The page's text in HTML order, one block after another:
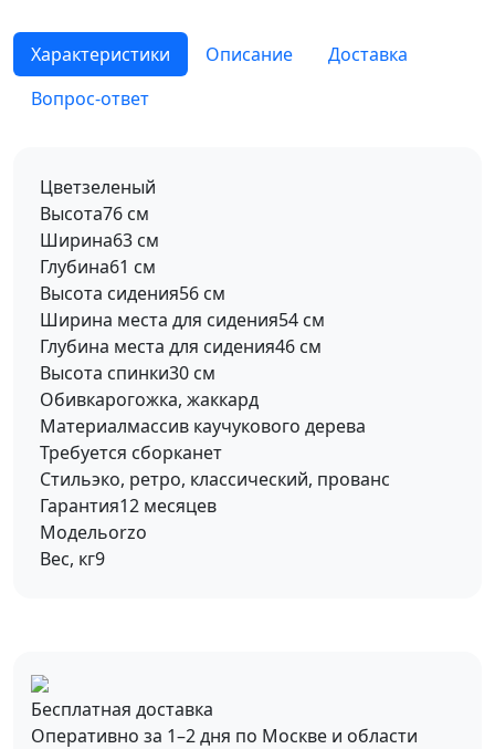
Характеристики Описание
Доставка
Вопрос-ответ
Цветзеленый
Высота76 см
Ширина63 см
Глубина61 см
Высота сидения56 см
Ширина места для сидения54 см
Глубина места для сидения46 см
Высота спинки30 см
Обивкарогожка, жаккард
Материалмассив каучукового дерева
Требуется сборканет
Стильэко, ретро, классический, прованс
Гарантия12 месяцев
Модельorzo
Вес, кг9
Бесплатная доставка
Оперативно за 1–2 дня по Москве и области